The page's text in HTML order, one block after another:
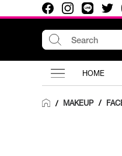
HOME
/ MAKEUP /